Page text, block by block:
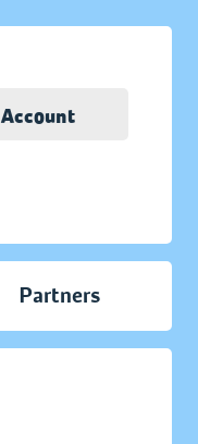
Account
Partners